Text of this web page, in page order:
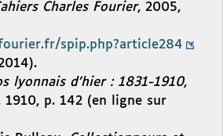
Charles Fourier, 2005,
spip.php?article284
lyonnais d’hier : 1831-1910,
1910, p. 142 (en ligne sur